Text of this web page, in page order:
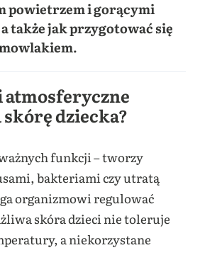
powietrzem i gorącymi
także jak przygotować się
dziecka?
funkcji – tworzy
bakteriami czy utratą
organizmowi regulować
skóra dzieci nie toleruje
a niekorzystane